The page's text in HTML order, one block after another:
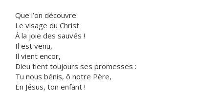
Que l’on découvre
Le visage du Christ
À la joie des sauvés !
Il est venu,
Il vient encor,
Dieu tient toujours ses promesses :
Tu nous bénis, ô notre Père,
En Jésus, ton enfant !